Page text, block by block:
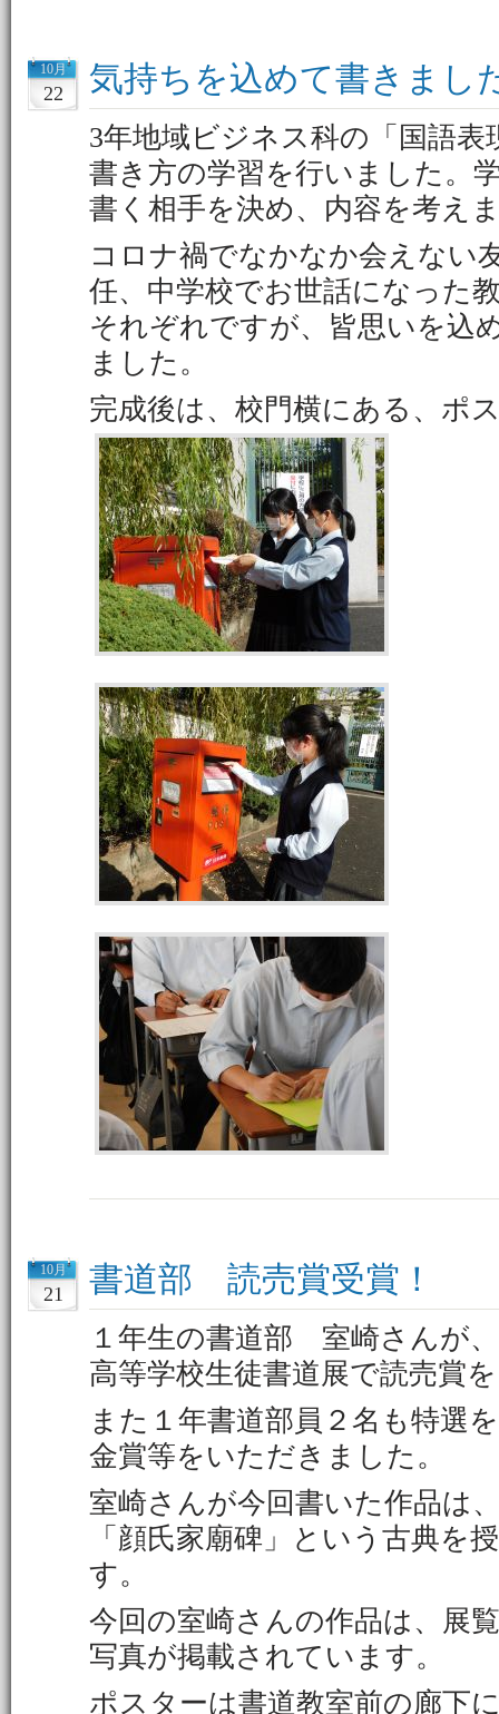
10月
22 気持ちを込めて書きまし
3年地域ビジネス科の「国語
書き方の学習を行いました。
書く相手を決め、内容を考え
コロナ禍でなかなか会えない
任、中学校でお世話になった
それぞれですが、皆思いを込
ました。
完成後は、校門横にある、ポ
10月
21 書道部 読売賞受賞！
１年生の書道部 室崎さんが
高等学校生徒書道展で読売賞
また１年書道部員２名も特選
金賞等をいただきました。
室崎さんが今回書いた作品は
「顔氏家廟碑」という古典を
す。
今回の室崎さんの作品は、展
写真が掲載されています。
ポスターは書道教室前の廊下